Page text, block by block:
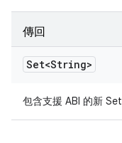
傳回
Set<String>
包含支援 ABI 的新 Set